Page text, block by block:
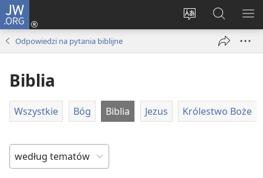
JW.ORG
Wybór
Logowanie
(opens
Szukaj
na
JW.ORG
Odpowiedzi na pytania biblijne
Biblia
Wszystkie Bóg Biblia Jezus Królestwo Boże